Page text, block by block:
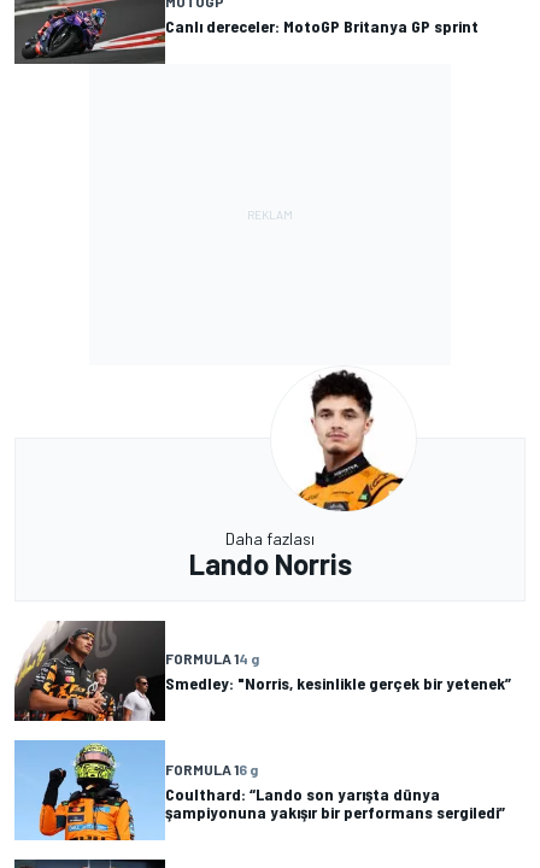
Canlı dereceler: MotoGP Britanya GP sprint
Daha fazlası
Lando Norris
FORMULA 14 g
Smedley: "Norris, kesinlikle gerçek bir yetenek”
FORMULA 16 g
Coulthard: “Lando son yarışta dünya
şampiyonuna yakışır bir performans sergiledi”